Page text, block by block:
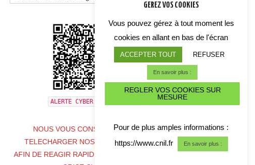
thème
ALERTE CYBER CRISE
NOUS VOUS CONSEILLONS DE
TELECHARGER NOS COORDONNES
AFIN DE REAGIR RAPIDEMENT EN CAS DE
GEREZ VOS COOKIES
Vous pouvez gérez à tout moment les
cookies en allant en bas de l'écran
ACCEPTER TOUT REFUSER
En savoir plus :
REGLER VOS COOKIES SUR
MESURE
Pour de plus amples informations :
https://www.cnil.fr
En savoir plus :